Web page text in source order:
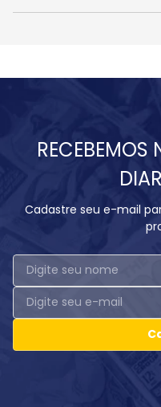
RECEBEMOS
Cadastre seu e-mail